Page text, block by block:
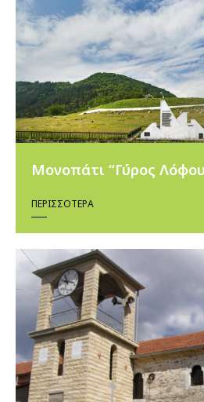
Μονοπάτι “Γύρος
ΠΕΡΙΣΣΌΤΕΡΑ